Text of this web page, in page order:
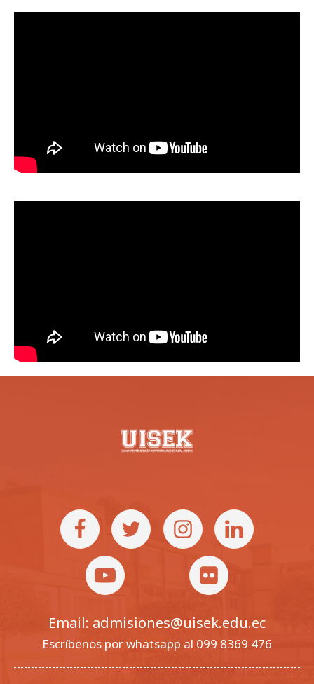
Email: admisiones@uisek.edu.ec
Escríbenos por whatsapp al 099 8369 476